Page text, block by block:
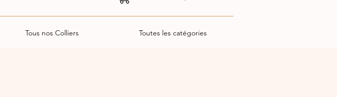
Tous nos Colliers Toutes les catégories